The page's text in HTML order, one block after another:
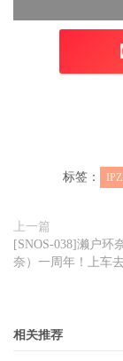
看到这标题和文
外型就是最大卖
而且是最幼的那
来说是最奢华
的新人，肯定会
马上来看宣传影片
我是觉得⋯好可
井上もも(井上
女嘛，也不用太
标签：
上一篇
[SNOS-038]濑户环
奈）一周年！上车
相关推荐